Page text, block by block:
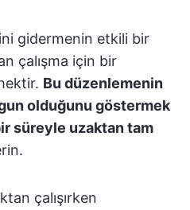
gidermenin etkili bir
çalışma için bir
Bu düzenlemenin
olduğunu göstermek
süreyle uzaktan tam
çalışırken